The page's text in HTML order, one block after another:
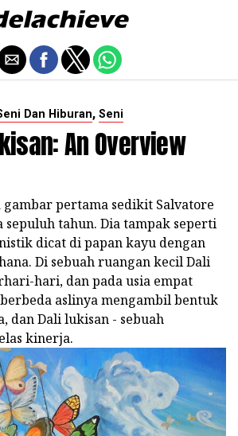
Dan Hiburan, Seni
An Overview
pertama sedikit Salvatore
sepuluh tahun. Dia tampak seperti
dicat di papan kayu dengan
Di sebuah ruangan kecil Dali
hari, dan pada usia empat
aslinya mengambil bentuk
dan Dali lukisan - sebuah
kinerja.